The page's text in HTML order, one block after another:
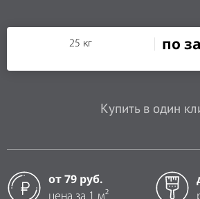
25 кг по
Купить в один
от 79 руб.